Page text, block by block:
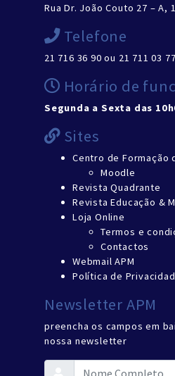
Rua Dr. João Couto 27 – A,
Telefone
21 716 36 90 ou 21 711 03 77
Horário de
Segunda a Sexta das
Sites
Centro de Formação
Moodle
Revista Quadrante
Revista Educação &
Loja Online
Termos e
Contactos
Webmail APM
Política de
Newsletter APM
preencha os campos em
nossa newsletter